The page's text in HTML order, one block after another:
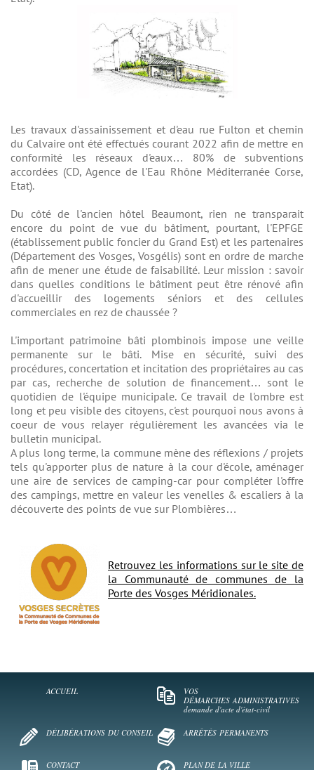
Les travaux d'assainissement et d'eau rue Fulton et chemin
du Calvaire ont été effectués courant 2022 afin de mettre en
conformité les réseaux d'eaux… 80% de subventions
accordées (CD, Agence de l'Eau Rhône Méditerranée Corse,
Etat).
Du côté de l'ancien hôtel Beaumont, rien ne transparait
encore du point de vue du bâtiment, pourtant, l'EPFGE
(établissement public foncier du Grand Est) et les partenaires
(Département des Vosges, Vosgélis) sont en ordre de marche
afin de mener une étude de faisabilité. Leur mission : savoir
dans quelles conditions le bâtiment peut être rénové afin
d'accueillir des logements séniors et des cellules
commerciales en rez de chaussée ?
L'important patrimoine bâti plombinois impose une veille
permanente sur le bâti. Mise en sécurité, suivi des
procédures, concertation et incitation des propriétaires au cas
par cas, recherche de solution de financement… sont le
quotidien de l'équipe municipale. Ce travail de l'ombre est
long et peu visible des citoyens, c'est pourquoi nous avons à
coeur de vous relayer régulièrement les avancées via le
bulletin municipal.
A plus long terme, la commune mène des réflexions / projets
tels qu'apporter plus de nature à la cour d'école, aménager
une aire de services de camping-car pour compléter l'offre
des campings, mettre en valeur les venelles & escaliers à la
découverte des points de vue sur Plombières…
Retrouvez les informations sur le site de
la Communauté de communes de la
Porte des Vosges Méridionales.
ACCUEIL
VOS
DÉMARCHES ADMINISTRATIVES
demande d'acte d'état-civil
DÉLIBÉRATIONS DU CONSEIL ARRÊTÉS PERMANENTS
CONTACT PLAN DE LA VILLE